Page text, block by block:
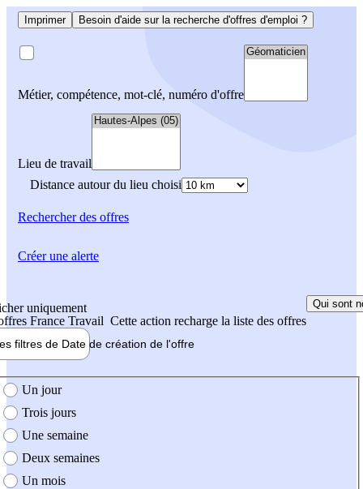
Imprimer Besoin d'aide sur la recherche d'offres d'emploi ?
Métier, compétence, mot-clé, numéro d'offre
Lieu de travail
Distance autour du lieu choisi
Rechercherdes offres
uniquement
France Travail Cette action recharge la liste des offres
Qui sont
filtres de Date de création de l'offre
création de l'offre
Un jour
Trois jours
Une semaine
Deux semaines
Un mois
Créer une alerte